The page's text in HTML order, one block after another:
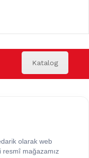
Katalog
olarak web
resmî mağazamız